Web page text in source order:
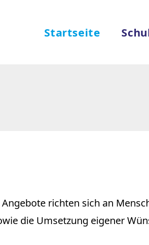
Startseite
richten sich an
die Umsetzung eigener